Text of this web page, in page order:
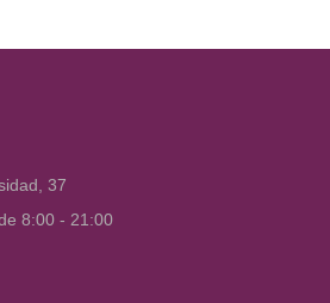
37
8:00 - 21:00